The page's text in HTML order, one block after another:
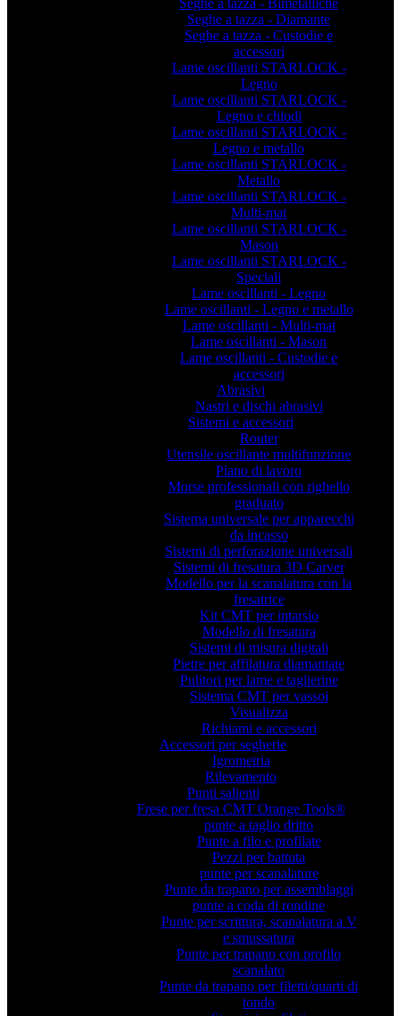
Seghe a tazza - Bimetalliche
Seghe a tazza - Diamante
Seghe a tazza - Custodie e
accessori
Lame oscillanti STARLOCK -
Legno
Lame oscillanti STARLOCK -
Legno e chiodi
Lame oscillanti STARLOCK -
Legno e metallo
Lame oscillanti STARLOCK -
Metallo
Lame oscillanti STARLOCK -
Multi-mat
Lame oscillanti STARLOCK -
Mason
Lame oscillanti STARLOCK -
Speciali
Lame oscillanti - Legno
Lame oscillanti - Legno e metallo
Lame oscillanti - Multi-mat
Lame oscillanti - Mason
Lame oscillanti - Custodie e
accessori
Abrasivi
Nastri e dischi abrasivi
Sistemi e accessori
Router
Utensile oscillante multifunzione
Piano di lavoro
Morse professionali con righello
graduato
Sistema universale per apparecchi
da incasso
Sistemi di perforazione universali
Sistemi di fresatura 3D Carver
Modello per la scanalatura con la
fresatrice
Kit CMT per intarsio
Modello di fresatura
Sistemi di misura digitali
Pietre per affilatura diamantate
Pulitori per lame e taglierine
Sistema CMT per vassoi
Visualizza
Richiami e accessori
Accessori per segherie
Igrometria
Rilevamento
Punti salienti
Frese per fresa CMT Orange Tools®
punte a taglio dritto
Punte a filo e profilate
Pezzi per battuta
punte per scanalature
Punte da trapano per assemblaggi
punte a coda di rondine
Punte per scrittura, scanalatura a V
e smussatura
Punte per trapano con profilo
scanalato
Punte da trapano per filetti/quarti di
tondo